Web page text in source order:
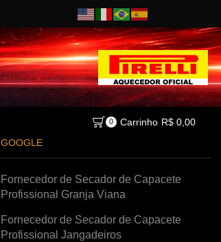
0 Carrinho R$0,00
GOOGLE
Fornecedor de Secador de Capacete
Profissional Granja Viana
Fornecedor de Secador de Capacete
Profissional Jangadeiros